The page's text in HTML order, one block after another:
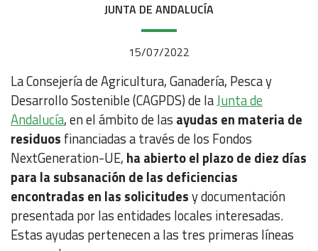
JUNTA DE ANDALUCÍA
15/07/2022
La Consejería de Agricultura, Ganadería, Pesca y
Desarrollo Sostenible (CAGPDS) de laJunta de
Andalucía, en el ámbito de las ayudas en materia de
residuos financiadas a través de los Fondos
NextGeneration-UE, ha abierto el plazo de diez días
para la subsanación de las deficiencias
encontradas en las solicitudesy documentación
presentada por las entidades locales interesadas.
Estas ayudas pertenecen a las tres primeras líneas